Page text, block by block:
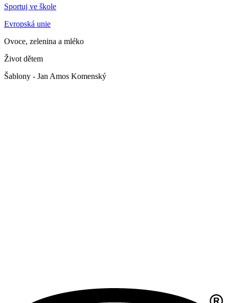
Sportuj ve škole
Evropská unie
Ovoce, zelenina a mléko
Život dětem
Šablony - Jan Amos Komenský